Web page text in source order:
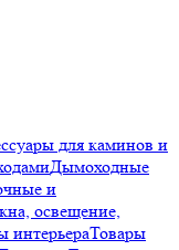
для каминов и
Дымоходные
и
освещение,
интерьераТовары